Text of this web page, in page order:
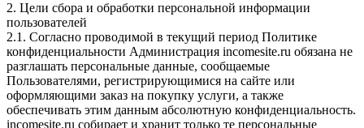
2. Цели сбора и обработки персональной информации
пользователей
2.1. Согласно проводимой в текущий период Политике
конфиденциальности Администрация incomesite.ru обязана не
разглашать персональные данные, сообщаемые
Пользователями, регистрирующимися на сайте или
оформляющими заказ на покупку услуги, а также
обеспечивать этим данным абсолютную конфиденциальность.
incomesite.ru собирает и хранит только те персональные